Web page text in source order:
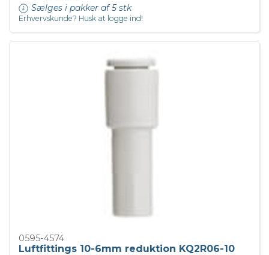
Sælges i pakker af 5 stk
Erhvervskunde? Husk at logge ind!
0595-4574
Luftfittings 10-6mm reduktion KQ2R06-10